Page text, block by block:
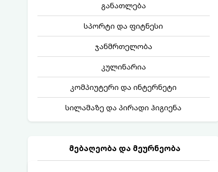
განათლება
სპორტი და ფიტნესი
ჯანმრთელობა
კულინარია
კომპიუტერი და ინტერნეტი
სილამაზე და პირადი ჰიგიენა
მებაღეობა და მეურნეობა